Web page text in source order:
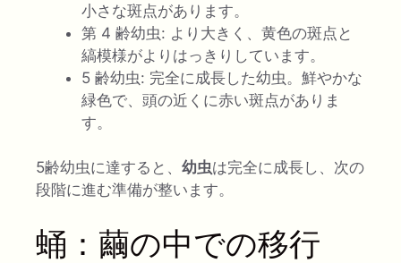
小さな斑点があります。
第 4 齢幼虫: より大きく、黄色の斑点と
縞模様がよりはっきりしています。
5 齢幼虫: 完全に成長した幼虫。鮮やかな
緑色で、頭の近くに赤い斑点がありま
す。
5齢幼虫に達すると、 幼虫は完全に成長し、次の
段階に進む準備が整います。
蛹：繭の中での移行